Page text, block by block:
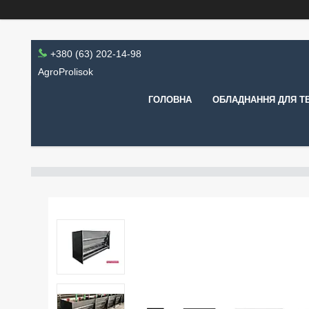
+380 (63) 202-14-98
AgroProlisok
ГОЛОВНА ОБЛАДНАННЯ ДЛЯ